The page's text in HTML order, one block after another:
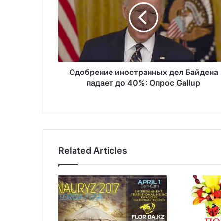
б
р
н
и
е
т
н
ы
х
д
е
л
Б
Одобрение иностранных дел Байдена
падает до 40%: Опрос Gallup
Related Articles